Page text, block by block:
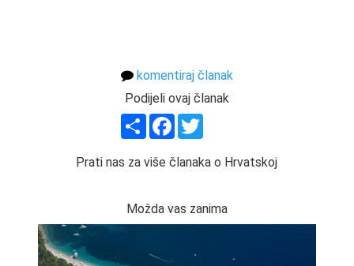
komentiraj članak
Podijeli ovaj članak
ShareFacebook
Prati nas za više članaka o Hrvatskoj
Možda vas zanima